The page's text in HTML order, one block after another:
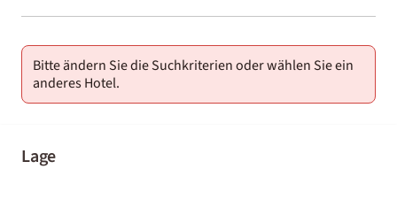
01-02
Bitte ändern Sie die Suchkriterien oder wählen Sie ein
anderes Hotel.
Lage